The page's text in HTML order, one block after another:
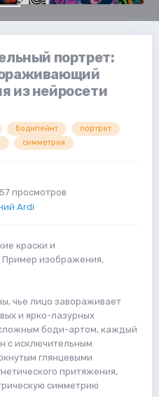
портрет:
из нейросети
бодипейнт
портрет
симметрия
просмотров
Ardi
краски и
изображения,
чье лицо завораживает
и ярко-лазурных
боди-артом, каждый
с исключительным
глянцевыми
притяжения,
симметрию